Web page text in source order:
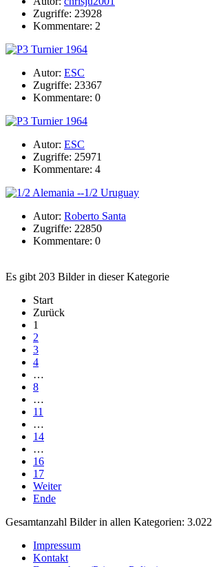
Zugriffe: 23928
Kommentare: 2
Autor: ESC
Zugriffe: 23367
Kommentare: 0
Autor: ESC
Zugriffe: 25971
Kommentare: 4
Autor: Roberto Santa
Zugriffe: 22850
Kommentare: 0
Es gibt 203 Bilder in dieser Kategorie
Start
Zurück
1
2
3
4
…
8
…
11
…
14
…
16
17
Weiter
Ende
Gesamtanzahl Bilder in allen Kategorien: 3.022
Impressum
Kontakt